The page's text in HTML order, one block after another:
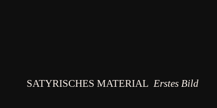
SATYRISCHES MATERIALErstes Bild